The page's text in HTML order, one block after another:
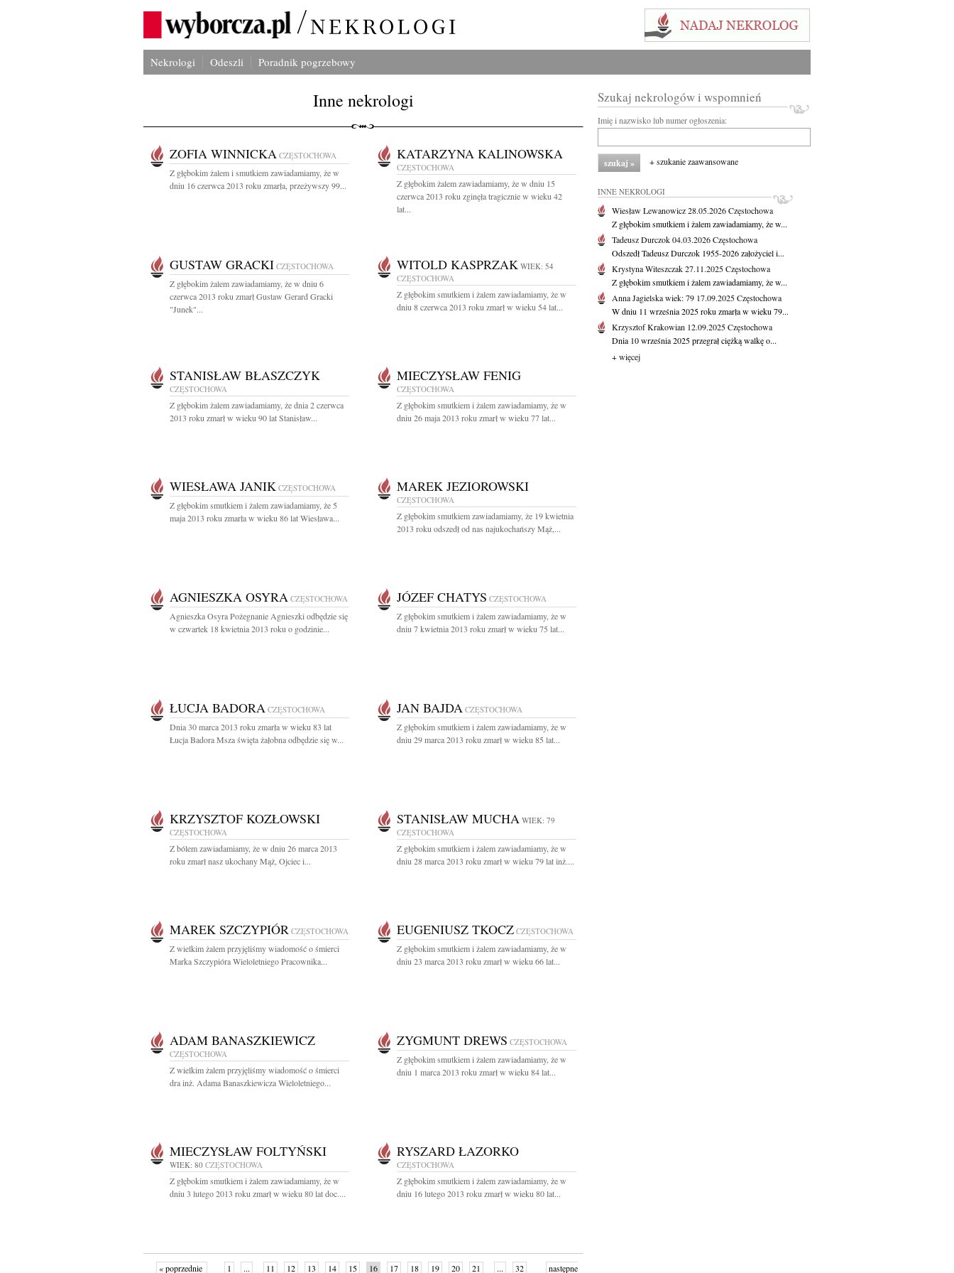
Nekrologi Odeszli Poradnik pogrzebowy
Inne nekrologi
ZOFIA WINNICKA CZĘSTOCHOWA
Z głębokim żalem i smutkiem zawiadamiamy, że w
dniu 16 czerwca 2013 roku zmarła, przeżywszy 99...
KATARZYNA KALINOWSKA
CZĘSTOCHOWA
Z głębokim żalem zawiadamiamy, że w dniu 15
czerwca 2013 roku zginęła tragicznie w wieku 42
lat...
GUSTAW GRACKI CZĘSTOCHOWA
Z głębokim żalem zawiadamiamy, że w dniu 6
czerwca 2013 roku zmarł Gustaw Gerard Gracki
"Junek"...
WITOLD KASPRZAK WIEK: 54
CZĘSTOCHOWA
Z głębokim smutkiem i żalem zawiadamiamy, że w
dniu 8 czerwca 2013 roku zmarł w wieku 54 lat...
STANISŁAW BŁASZCZYK
CZĘSTOCHOWA
Z głębokim żalem zawiadamiamy, że dnia 2 czerwca
2013 roku zmarł w wieku 90 lat Stanisław...
MIECZYSŁAW FENIG
CZĘSTOCHOWA
Z głębokim smutkiem i żalem zawiadamiamy, że w
dniu 26 maja 2013 roku zmarł w wieku 77 lat...
WIESŁAWA JANIK CZĘSTOCHOWA
Z głębokim smutkiem i żalem zawiadamiamy, że 5
maja 2013 roku zmarła w wieku 86 lat Wiesława...
MAREK JEZIOROWSKI
CZĘSTOCHOWA
Z głębokim smutkiem zawiadamiamy, że 19 kwietnia
2013 roku odszedł od nas najukochańszy Mąż,...
AGNIESZKA OSYRA CZĘSTOCHOWA
Agnieszka Osyra Pożegnanie Agnieszki odbędzie się
w czwartek 18 kwietnia 2013 roku o godzinie...
JÓZEF CHATYS CZĘSTOCHOWA
Z głębokim smutkiem i żalem zawiadamiamy, że w
dniu 7 kwietnia 2013 roku zmarł w wieku 75 lat...
ŁUCJA BADORA CZĘSTOCHOWA
Dnia 30 marca 2013 roku zmarła w wieku 83 lat
Łucja Badora Msza święta żałobna odbędzie się w...
JAN BAJDA CZĘSTOCHOWA
Z głębokim smutkiem i żalem zawiadamiamy, że w
dniu 29 marca 2013 roku zmarł w wieku 85 lat...
KRZYSZTOF KOZŁOWSKI
CZĘSTOCHOWA
Z bólem zawiadamiamy, że w dniu 26 marca 2013
roku zmarł nasz ukochany Mąż, Ojciec i...
STANISŁAW MUCHA WIEK: 79
CZĘSTOCHOWA
Z głębokim smutkiem i żalem zawiadamiamy, że w
dniu 28 marca 2013 roku zmarł w wieku 79 lat inż....
MAREK SZCZYPIÓR CZĘSTOCHOWA
Z wielkim żalem przyjęliśmy wiadomość o śmierci
Marka Szczypióra Wieloletniego Pracownika...
EUGENIUSZ TKOCZ CZĘSTOCHOWA
Z głębokim smutkiem i żalem zawiadamiamy, że w
dniu 23 marca 2013 roku zmarł w wieku 66 lat...
ADAM BANASZKIEWICZ
CZĘSTOCHOWA
Z wielkim żalem przyjęliśmy wiadomość o śmierci
dra inż. Adama Banaszkiewicza Wieloletniego...
ZYGMUNT DREWS CZĘSTOCHOWA
Z głębokim smutkiem i żalem zawiadamiamy, że w
dniu 1 marca 2013 roku zmarł w wieku 84 lat...
MIECZYSŁAW FOLTYŃSKI
WIEK: 80 CZĘSTOCHOWA
Z głębokim smutkiem i żalem zawiadamiamy, że w
dniu 3 lutego 2013 roku zmarł w wieku 80 lat doc....
RYSZARD ŁAZORKO
CZĘSTOCHOWA
Z głębokim smutkiem i żalem zawiadamiamy, że w
dniu 16 lutego 2013 roku zmarł w wieku 80 lat...
« poprzednie 1 ... 11 12 13 14 15 16 17 18 19 20 21 ... 32 następne
Szukaj nekrologów i wspomnień
Imię i nazwisko lub numer ogłoszenia:
+ szukanie zaawansowane
INNE NEKROLOGI
Wiesław Lewanowicz28.05.2026Częstochowa
Z głębokim smutkiem i żalem zawiadamiamy, że w...
Tadeusz Durczok04.03.2026Częstochowa
Odszedł Tadeusz Durczok 1955-2026 założyciel i...
Krystyna Witeszczak27.11.2025Częstochowa
Z głębokim smutkiem i żalem zawiadamiamy, że w...
Anna Jagielskawiek: 79 17.09.2025Częstochowa
W dniu 11 września 2025 roku zmarła w wieku 79...
Krzysztof Krakowian 12.09.2025Częstochowa
Dnia 10 września 2025 przegrał ciężką walkę o...
+ więcej